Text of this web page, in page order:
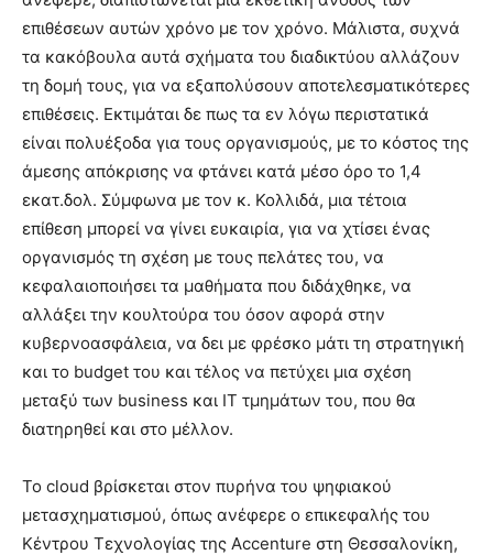
επιθέσεων αυτών χρόνο με τον χρόνο. Μάλιστα, συχνά
τα κακόβουλα αυτά σχήματα του διαδικτύου αλλάζουν
τη δομή τους, για να εξαπολύσουν αποτελεσματικότερες
επιθέσεις. Εκτιμάται δε πως τα εν λόγω περιστατικά
είναι πολυέξοδα για τους οργανισμούς, με το κόστος της
άμεσης απόκρισης να φτάνει κατά μέσο όρο το 1,4
εκατ.δολ. Σύμφωνα με τον κ. Κολλιδά, μια τέτοια
επίθεση μπορεί να γίνει ευκαιρία, για να χτίσει ένας
οργανισμός τη σχέση με τους πελάτες του, να
κεφαλαιοποιήσει τα μαθήματα που διδάχθηκε, να
αλλάξει την κουλτούρα του όσον αφορά στην
κυβερνοασφάλεια, να δει με φρέσκο μάτι τη στρατηγική
και το budget του και τέλος να πετύχει μια σχέση
μεταξύ των business και IT τμημάτων του, που θα
διατηρηθεί και στο μέλλον.
Το cloud βρίσκεται στον πυρήνα του ψηφιακού
μετασχηματισμού, όπως ανέφερε ο επικεφαλής του
Κέντρου Τεχνολογίας της Accenture στη Θεσσαλονίκη,